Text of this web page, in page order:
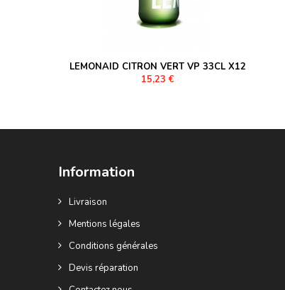
LEMONAID CITRON VERT VP 33CL X12
15,23 €
Information
Livraison
Mentions légales
Conditions générales
Devis réparation